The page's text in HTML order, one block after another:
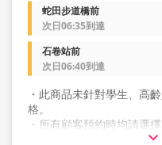
蛇田步道橋前
次日06:35到達
石卷站前
次日06:40到達
・此商品未針對學生、高
格。
・所有顧客預約時均請選擇
・雙座一人使用座位』白